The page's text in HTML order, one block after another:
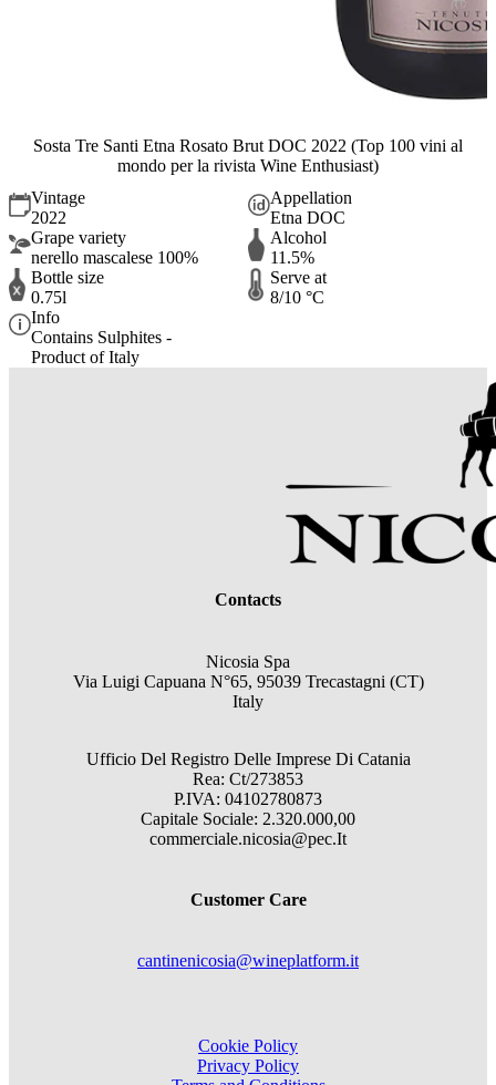
Sosta Tre Santi Etna Rosato Brut DOC 2022 (Top 100 vini al
mondo per la rivista Wine Enthusiast)
Vintage
2022
Appellation
Etna DOC
Grape variety
nerello mascalese 100%
Alcohol
11.5%
Bottle size
0.75l
Serve at
8/10 °C
Info
Contains Sulphites -
Product of Italy
Contacts
Nicosia Spa
Via Luigi Capuana N°65, 95039 Trecastagni (CT)
Italy
Ufficio Del Registro Delle Imprese Di Catania
Rea: Ct/273853
P.IVA: 04102780873
Capitale Sociale: 2.320.000,00
commerciale.nicosia@pec.It
Customer Care
cantinenicosia@wineplatform.it
Cookie Policy
Privacy Policy